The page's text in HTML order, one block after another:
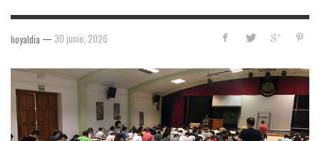
hoyaldia — 30 junio, 2026